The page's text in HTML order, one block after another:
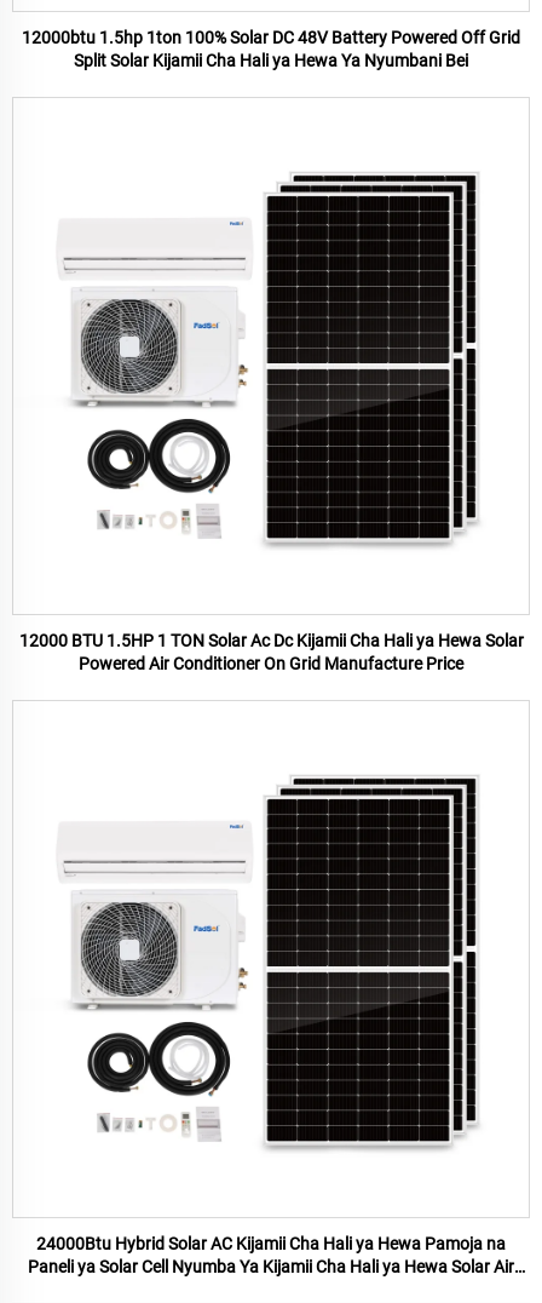
12000btu 1.5hp 1ton 100% Solar DC 48V Battery Powered Off Grid
Split Solar Kijamii Cha Hali ya Hewa Ya Nyumbani Bei
12000 BTU 1.5HP 1 TON Solar Ac Dc Kijamii Cha Hali ya Hewa Solar
Powered Air Conditioner On Grid Manufacture Price
24000Btu Hybrid Solar AC Kijamii Cha Hali ya Hewa Pamoja na
Paneli ya Solar Cell Nyumba Ya Kijamii Cha Hali ya Hewa Solar Air